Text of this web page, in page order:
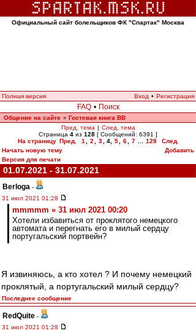
Официальный сайт болельщиков ФК "Спартак" Москва
Полная версия Вход • Регистрация
FAQ • Поиск
Общение на сайте » Гостевая книга ВВ
Пред. тема | След. тема
Страница 4 из 128 [ Сообщений: 6391 ]
На страницу Пред. 1 2 3 4, 5 6 7 128
След.
Начать новую тему
Добавить
Версия для печати
01.07.2021 - 31.07.2021
Berloga -
31 июл 2021 01:28
mmmmm » 31 июл 2021 00:20
Хотели избавиться от проклятого немецкого
автомата и перегнать его в милый сердцу
португальский портвейн?
Я извиняюсь, а кто хотел ? И почему немецкий
проклятый, а португальский милый сердцу?
Последнее сообщение
RedQuite -
31 июл 2021 01:28